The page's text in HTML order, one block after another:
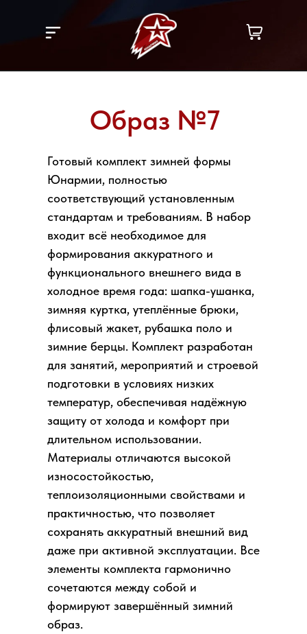
Готовый комплект зимней формы
Юнармии, полностью
соответствующий установленным
стандартам и требованиям. В набор
входит всё необходимое для
формирования аккуратного и
функционального внешнего вида в
холодное время года: шапка-ушанка,
зимняя куртка, утеплённые брюки,
флисовый жакет, рубашка поло и
зимние берцы. Комплект разработан
для занятий, мероприятий и строевой
подготовки в условиях низких
температур, обеспечивая надёжную
защиту от холода и комфорт при
длительном использовании.
Материалы отличаются высокой
износостойкостью,
теплоизоляционными свойствами и
практичностью, что позволяет
сохранять аккуратный внешний вид
даже при активной эксплуатации. Все
элементы комплекта гармонично
сочетаются между собой и
формируют завершённый зимний
образ.
Образ №7